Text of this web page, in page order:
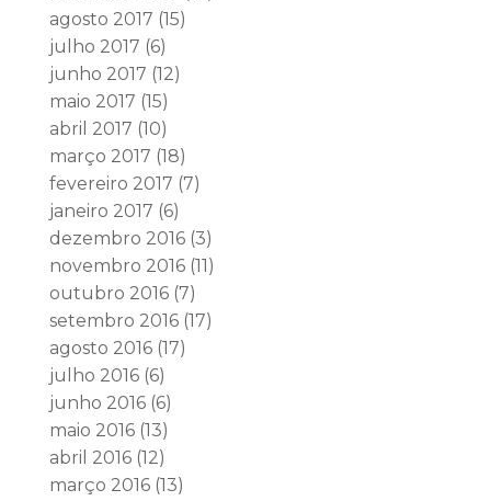
agosto 2017 (15)
julho 2017 (6)
junho 2017 (12)
maio 2017 (15)
abril 2017 (10)
março 2017 (18)
fevereiro 2017 (7)
janeiro 2017 (6)
dezembro 2016(3)
novembro 2016(11)
outubro 2016(7)
setembro 2016(17)
agosto 2016(17)
julho 2016(6)
junho 2016(6)
maio 2016(13)
abril 2016(12)
março 2016(13)